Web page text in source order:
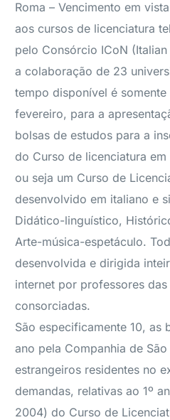
Roma – Vencimento em
aos cursos de licenciatura
pelo Consórcio ICoN
a colaboração de 23
tempo disponível é
fevereiro, para a
bolsas de estudos para a
do Curso de licenciatura
ou seja um Curso de
desenvolvido em italiano e
Didático-linguístico,
Arte-música-espetáculo.
desenvolvida e dirigida
internet por professores
consorciadas.
São especificamente 10, as
ano pela Companhia de
estrangeiros residentes no
demandas, relativas ao 1º
2004) do Curso de